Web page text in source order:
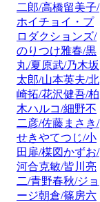
二郎/高橋留美子/
ホイチョイ・プ
ロダクションズ/
のりつけ雅春/黒
丸/夏原武/乃木坂
太郎/山本英夫/北
崎拓/花沢健吾/柏
木ハルコ/細野不
二彦/佐藤まさき/
せきやてつじ/小
田扉/楳図かずお/
河合克敏/皆川亮
二/青野春秋/ジョ
ージ朝倉/篠房六